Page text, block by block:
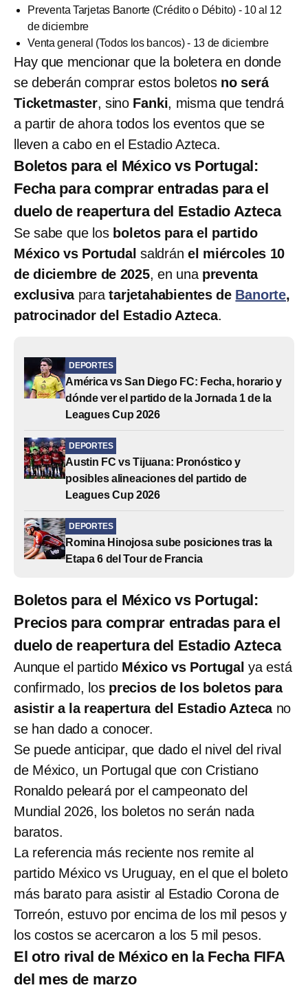
Preventa Tarjetas Banorte (Crédito o Débito) - 10 al 12
de diciembre
Venta general (Todos los bancos) - 13 de diciembre
Hay que mencionar que la boletera en donde
se deberán comprar estos boletos no será
Ticketmaster, sino Fanki, misma que tendrá
a partir de ahora todos los eventos que se
lleven a cabo en el Estadio Azteca.
Boletos para el México vs Portugal:
Fecha para comprar entradas para el
duelo de reapertura del Estadio Azteca
Se sabe que losboletos para el partido
México vs Portudalsaldrán el miércoles 10
de diciembre de 2025, en una preventa
exclusivaparatarjetahabientes de Banorte,
patrocinador del Estadio Azteca.
DEPORTES
América vs San Diego FC: Fecha, horario y
dónde ver el partido de la Jornada 1 de la
Leagues Cup 2026
DEPORTES
Austin FC vs Tijuana: Pronóstico y
posibles alineaciones del partido de
Leagues Cup 2026
DEPORTES
Romina Hinojosa sube posiciones tras la
Etapa 6 del Tour de Francia
Boletos para el México vs Portugal:
Precios para comprar entradas para el
duelo de reapertura del Estadio Azteca
Aunque el partido México vs Portugalya está
confirmado, los precios de los boletos para
asistir a la reapertura del Estadio Azteca no
se han dado a conocer.
Se puede anticipar, que dado el nivel del rival
de México, un Portugal que con Cristiano
Ronaldo peleará por el campeonato del
Mundial 2026, los boletos no serán nada
baratos.
La referencia más reciente nos remite al
partido México vs Uruguay, en el que el boleto
más barato para asistir al Estadio Corona de
Torreón, estuvo por encima de los mil pesos y
los costos se acercaron a los 5 mil pesos.
El otro rival de México en la Fecha FIFA
del mes de marzo